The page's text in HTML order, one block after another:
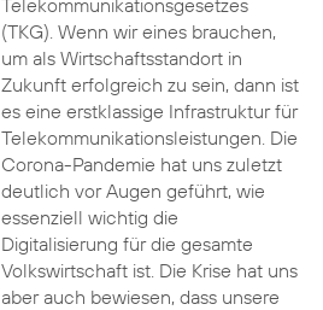
Telekommunikationsgesetzes
(TKG). Wenn wir eines brauchen,
um als Wirtschaftsstandort in
Zukunft erfolgreich zu sein, dann ist
es eine erstklassige Infrastruktur für
Telekommunikationsleistungen. Die
Corona-Pandemie hat uns zuletzt
deutlich vor Augen geführt, wie
essenziell wichtig die
Digitalisierung für die gesamte
Volkswirtschaft ist. Die Krise hat uns
aber auch bewiesen, dass unsere